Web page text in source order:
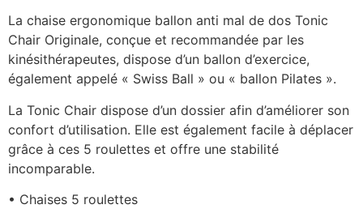
La chaise ergonomique ballon anti mal de dos Tonic
Chair Originale, conçue et recommandée par les
kinésithérapeutes, dispose d’un ballon d’exercice,
également appelé « Swiss Ball » ou « ballon Pilates ».
La Tonic Chair dispose d’un dossier afin d’améliorer son
confort d’utilisation. Elle est également facile à déplacer
grâce à ces 5 roulettes et offre une stabilité
incomparable.
• Chaises 5 roulettes